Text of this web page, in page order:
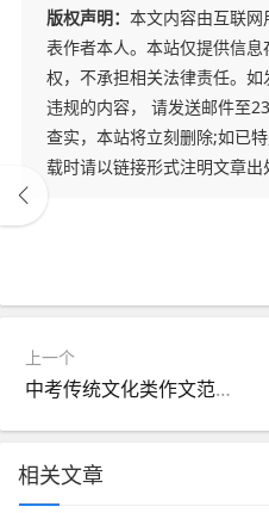
版权声明： 本文内容由互联
表作者本人。本站仅提供信
权，不承担相关法律责任。
违规的内容， 请发送邮件至
查实，本站将立刻删除;如已
载时请以链接形式注明文章出
上一个
中考传统文化类作文范文3篇
相关文章